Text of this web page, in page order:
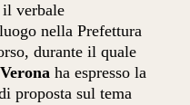
il verbale
nella Prefettura
durante il quale
ha espresso la
proposta sul tema